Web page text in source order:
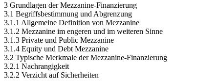
3 Grundlagen der Mezzanine-Finanzierung
3.1 Begriffsbestimmung und Abgrenzung
3.1.1 Allgemeine Definition von Mezzanine
3.1.2 Mezzanine im engeren und im weiteren Sinne
3.1.3 Private und Public Mezzanine
3.1.4 Equity und Debt Mezzanine
3.2 Typische Merkmale der Mezzanine-Finanzierung
3.2.1 Nachrangigkeit
3.2.2 Verzicht auf Sicherheiten